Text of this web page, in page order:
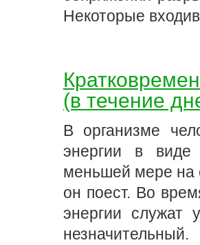
Некоторые
(в течение
В организме
энергии в виде
меньшей мере на
он поест. Во
энергии служат